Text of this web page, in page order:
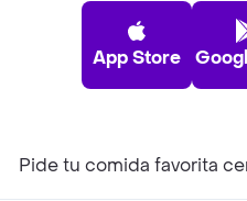
App Store
Pide tu comida favorita